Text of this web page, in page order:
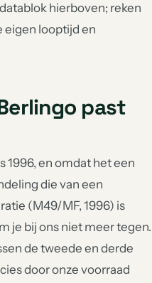
hierboven; reken
eigen looptijd en
past
1996, en omdat het een
die van een
(M49/MF, 1996) is
je bij ons niet meer tegen.
de tweede en derde
door onze voorraad